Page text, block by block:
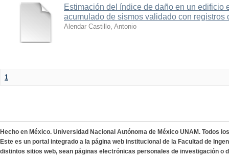
Estimación del índice de daño en un edificio
acumulado de sismos validado con registros
Alendar Castillo, Antonio
1
Hecho en México. Universidad Nacional Autónoma de México UNAM. Todos
Este es un portal integrado a la página web institucional de la Facultad de
distintos sitios web, sean páginas electrónicas personales de investigación o